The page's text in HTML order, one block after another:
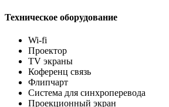
Техническое оборудование
Wi-fi
Проектор
TV экраны
Коференц связь
Флипчарт
Система для синхроперевода
Проекционный экран